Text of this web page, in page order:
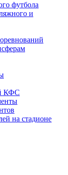
футбола
и
КФС
на стадионе